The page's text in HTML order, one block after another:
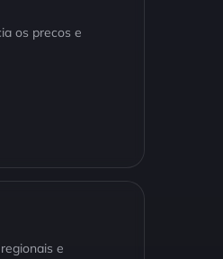
os precos e
e